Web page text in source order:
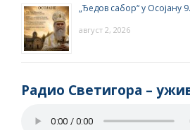
„Ђедов сабор“ у Осојану 9.
август 2, 2026
Радио Светигора –